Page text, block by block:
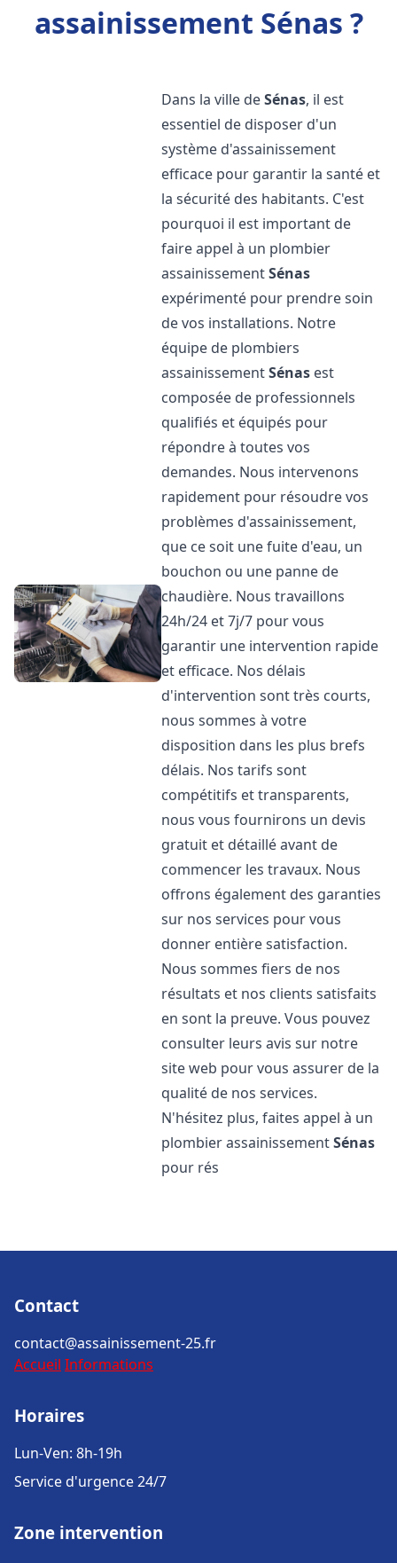
assainissement Sénas ?
Dans la ville deSénas, il est
essentiel de disposer d'un
système d'assainissement
efficace pour garantir la santé et
la sécurité des habitants. C'est
pourquoi il est important de
faire appel à un plombier
assainissementSénas
expérimenté pour prendre soin
de vos installations. Notre
équipe de plombiers
assainissementSénas est
composée de professionnels
qualifiés et équipés pour
répondre à toutes vos
demandes. Nous intervenons
rapidement pour résoudre vos
problèmes d'assainissement,
que ce soit une fuite d'eau, un
bouchon ou une panne de
chaudière. Nous travaillons
24h/24 et 7j/7 pour vous
garantir une intervention rapide
et efficace. Nos délais
d'intervention sont très courts,
nous sommes à votre
disposition dans les plus brefs
délais. Nos tarifs sont
compétitifs et transparents,
nous vous fournirons un devis
gratuit et détaillé avant de
commencer les travaux. Nous
offrons également des garanties
sur nos services pour vous
donner entière satisfaction.
Nous sommes fiers de nos
résultats et nos clients satisfaits
en sont la preuve. Vous pouvez
consulter leurs avis sur notre
site web pour vous assurer de la
qualité de nos services.
N'hésitez plus, faites appel à un
plombier assainissementSénas
pour rés
Contact
contact@assainissement-25.fr
Accueil Informations
Horaires
Lun-Ven: 8h-19h
Service d'urgence 24/7
Zone intervention